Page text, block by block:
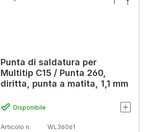
Punta di saldatura per
Multitip C15 / Punta 260,
diritta, punta a matita, 1,1 mm
Disponibile
Articolo n.
WL36061